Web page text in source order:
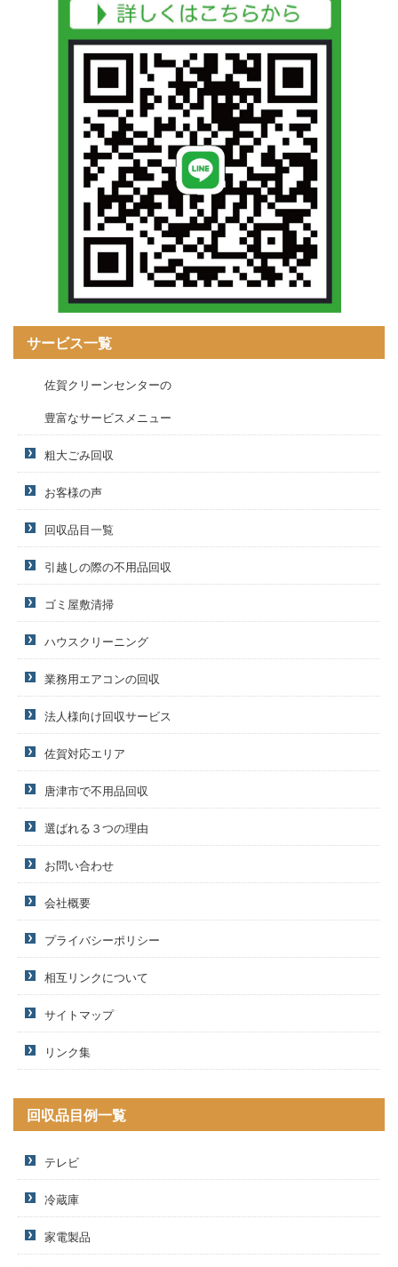
サービス一覧
佐賀クリーンセンターの
豊富なサービスメニュー
粗大ごみ回収
お客様の声
回収品目一覧
引越しの際の不用品回収
ゴミ屋敷清掃
ハウスクリーニング
業務用エアコンの回収
法人様向け回収サービス
佐賀対応エリア
唐津市で不用品回収
選ばれる３つの理由
お問い合わせ
会社概要
プライバシーポリシー
相互リンクについて
サイトマップ
リンク集
回収品目例一覧
テレビ
冷蔵庫
家電製品